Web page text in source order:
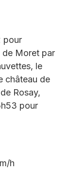
pour
de Moret par
le
château de
Rosay,
pour
h